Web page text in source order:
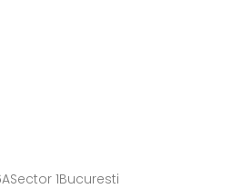
1Bucuresti